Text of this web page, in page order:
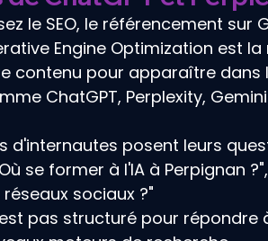
le SEO, le référencement sur
Engine Optimization est
contenu pour apparaître dans
ChatGPT, Perplexity,
d'internautes posent leurs
se former à l'IA à Perpignan
sociaux ?"
pas structuré pour répondre